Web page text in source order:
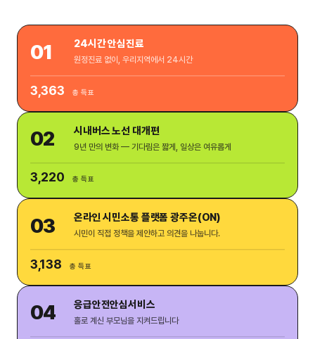
01 24시간 안심진료
원정진료 없이, 우리지역에서 24시간
3,363 총 득표
02 시내버스 노선 대개편
9년 만의 변화 — 기다림은 짧게, 일상은 여유롭게
3,220 총 득표
03 온라인 시민소통 플랫폼 광주온(ON)
시민이 직접 정책을 제안하고 의견을 나눕니다.
3,138 총 득표
04 응급안전안심서비스
홀로 계신 부모님을 지켜드립니다